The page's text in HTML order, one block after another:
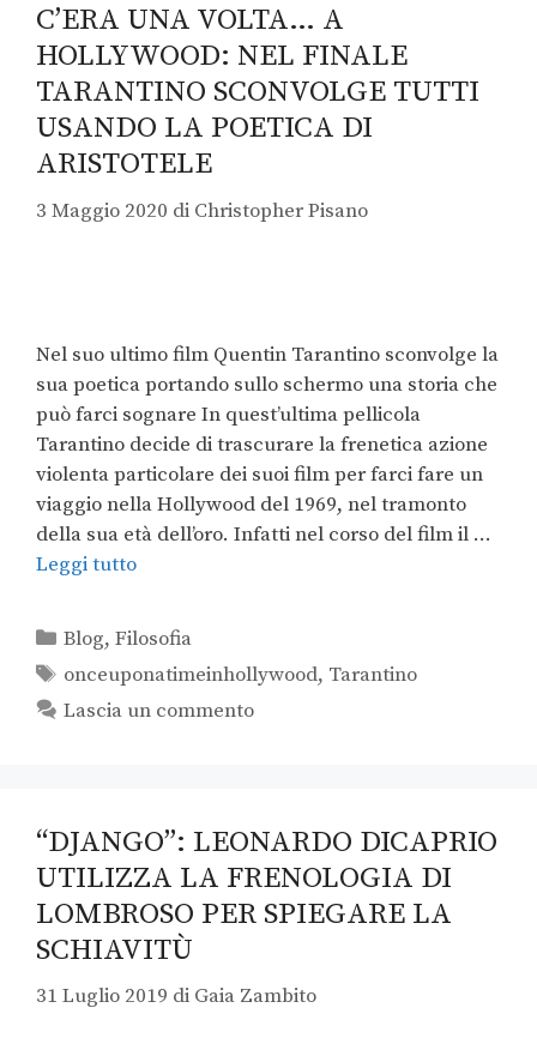
C’ERA UNA VOLTA… A
HOLLYWOOD: NEL FINALE
TARANTINO SCONVOLGE TUTTI
USANDO LA POETICA DI
ARISTOTELE
3 Maggio 2020 di Christopher Pisano
Nel suo ultimo film Quentin Tarantino sconvolge la
sua poetica portando sullo schermo una storia che
può farci sognare In quest’ultima pellicola
Tarantino decide di trascurare la frenetica azione
violenta particolare dei suoi film per farci fare un
viaggio nella Hollywood del 1969, nel tramonto
della sua età dell’oro. Infatti nel corso del film il …
Leggi tutto
Blog,Filosofia
onceuponatimeinhollywood, Tarantino
Lascia un commento
“DJANGO”: LEONARDO DICAPRIO
UTILIZZA LA FRENOLOGIA DI
LOMBROSO PER SPIEGARE LA
SCHIAVITÙ
31 Luglio 2019 di Gaia Zambito